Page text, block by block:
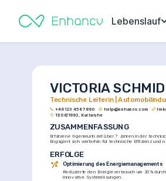
Lebenslauf
VICTORIA SCHMID
Technische Leiterin |
+49 123 456 7890 help@enhancv.com
11/06/1993, Karlsruhe
ZUSAMMENFASSUNG
Erfahrene Ingenieurin mit über 7 Jahren in der
Engagiert sich weiterhin für technische Effizienz und
ERFOLGE
Optimierung des Energiemanagements
Reduzierte den Energieverbrauch um 20% durch
innovative Systemlösungen.